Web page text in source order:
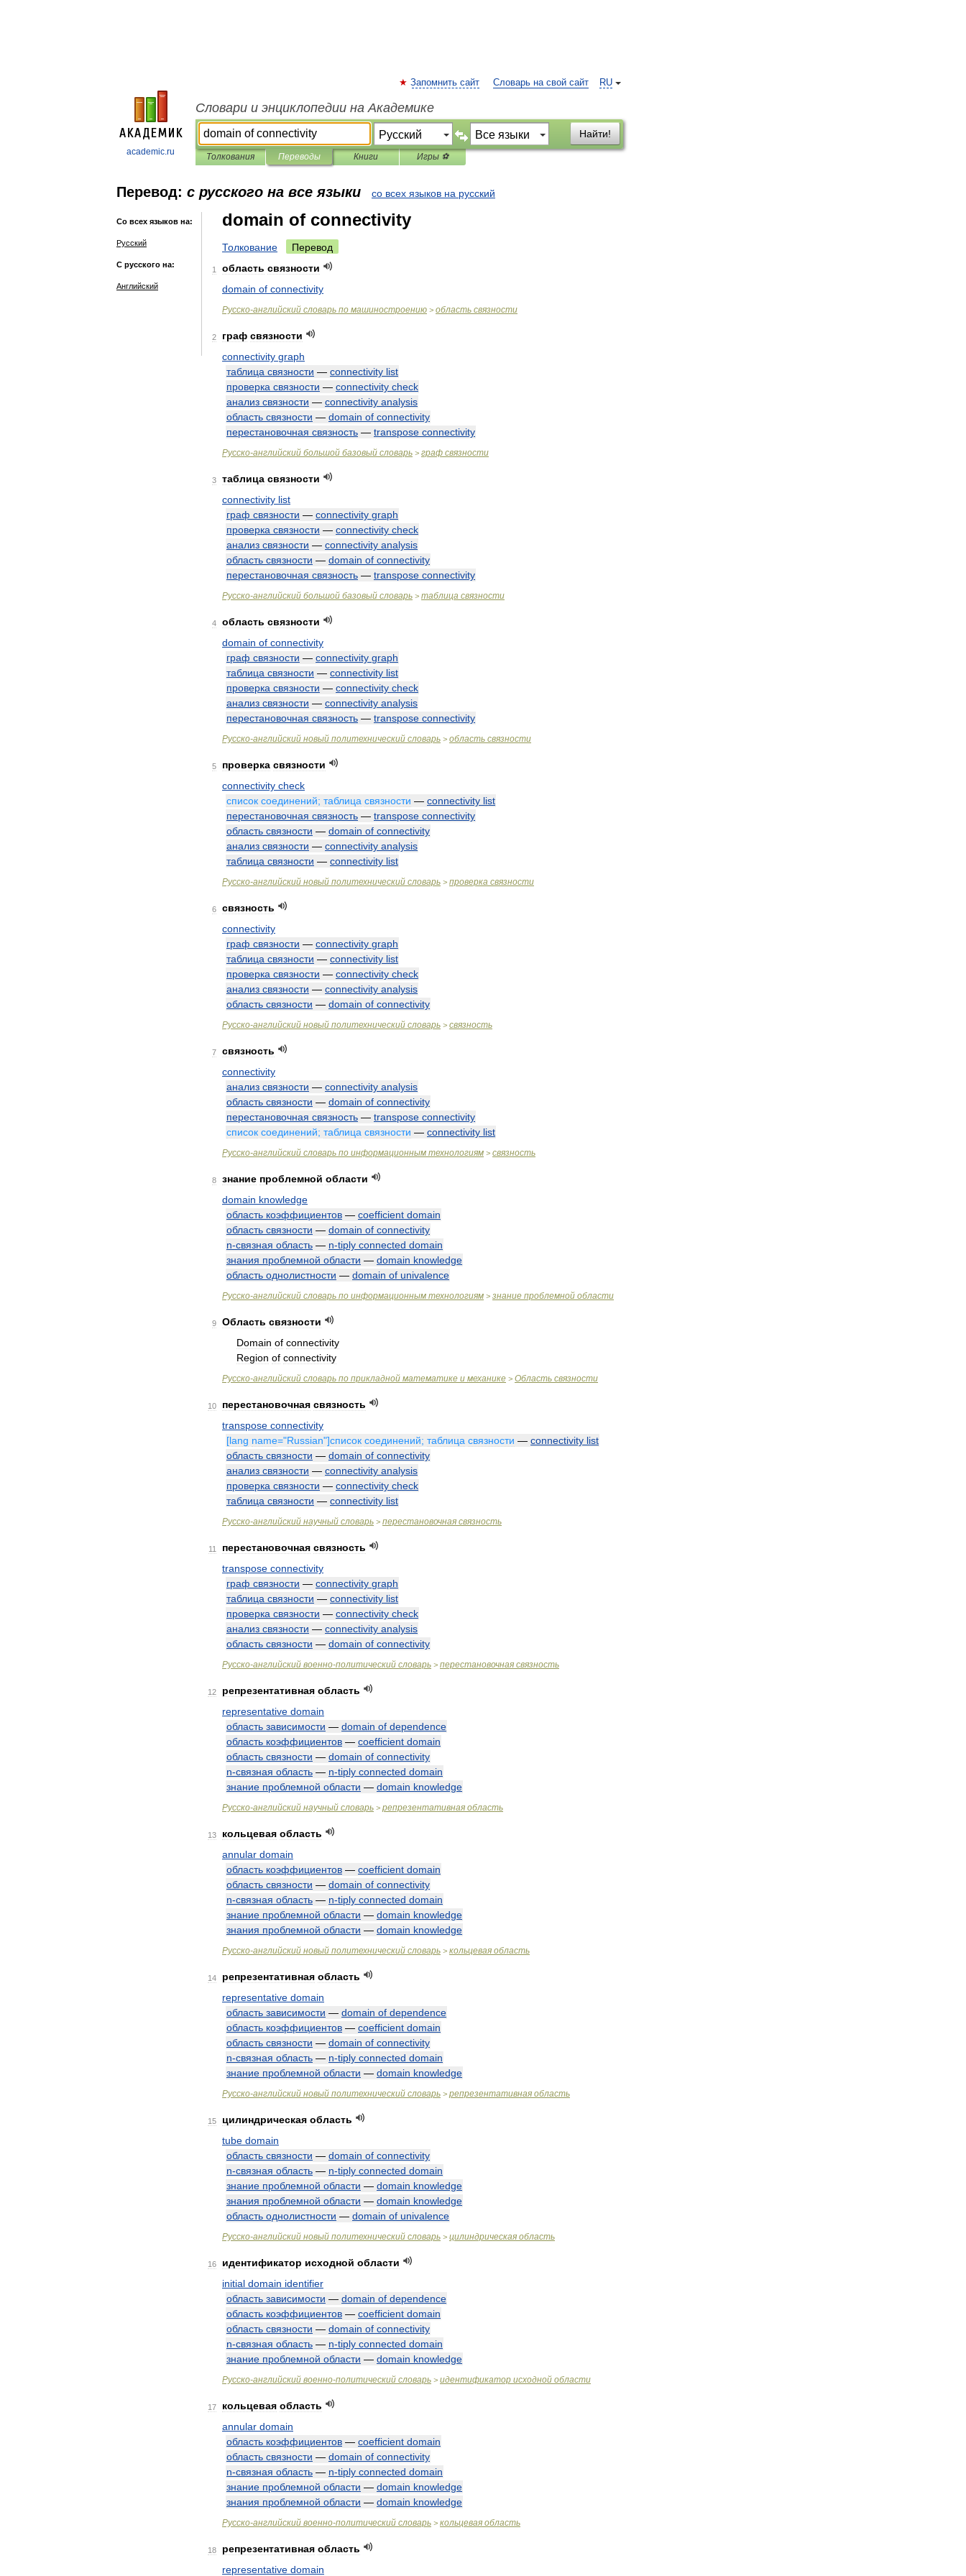
academic.ru
RU
Запомнить сайт Словарь на свой сайт
Словари и энциклопедии на Академике
Найти!
Толкования Переводы Книги Игры ⚽
Перевод: с русского на все языки со всех языков на русский
Со всех языков на:
Русский
С русского на:
Английский
domain of connectivity
Толкование Перевод
1 область связности
domain of connectivity
Русско-английский словарь по машиностроению > область связности
2 граф связности
connectivity graph
таблица связности — connectivity list
проверка связности — connectivity check
анализ связности — connectivity analysis
область связности — domain of connectivity
перестановочная связность — transpose connectivity
Русско-английский большой базовый словарь > граф связности
3 таблица связности
connectivity list
граф связности — connectivity graph
проверка связности — connectivity check
анализ связности — connectivity analysis
область связности — domain of connectivity
перестановочная связность — transpose connectivity
Русско-английский большой базовый словарь > таблица связности
4 область связности
domain of connectivity
граф связности — connectivity graph
таблица связности — connectivity list
проверка связности — connectivity check
анализ связности — connectivity analysis
перестановочная связность — transpose connectivity
Русско-английский новый политехнический словарь > область связности
5 проверка связности
connectivity check
список соединений; таблица связности — connectivity list
перестановочная связность — transpose connectivity
область связности — domain of connectivity
анализ связности — connectivity analysis
таблица связности — connectivity list
Русско-английский новый политехнический словарь > проверка связности
6
связность
connectivity
граф связности — connectivity graph
таблица связности — connectivity list
проверка связности — connectivity check
анализ связности — connectivity analysis
область связности — domain of connectivity
Русско-английский новый политехнический словарь > связность
7
связность
connectivity
анализ связности — connectivity analysis
область связности — domain of connectivity
перестановочная связность — transpose connectivity
список соединений; таблица связности — connectivity list
Русско-английский словарь по информационным технологиям > связность
8 знание проблемной области
domain knowledge
область коэффициентов — coefficient domain
область связности — domain of connectivity
n-связная область — n-tiply connected domain
знания проблемной области — domain knowledge
область однолистности — domain of univalence
Русско-английский словарь по информационным технологиям > знание проблемной области
9 Область связности
Domain of connectivity
Region of connectivity
Русско-английский словарь по прикладной математике и механике > Область связности
10 перестановочная связность
transpose connectivity
[lang name="Russian"]список соединений; таблица связности — connectivity list
область связности — domain of connectivity
анализ связности — connectivity analysis
проверка связности — connectivity check
таблица связности — connectivity list
Русско-английский научный словарь > перестановочная связность
11 перестановочная связность
transpose connectivity
граф связности — connectivity graph
таблица связности — connectivity list
проверка связности — connectivity check
анализ связности — connectivity analysis
область связности — domain of connectivity
Русско-английский военно-политический словарь > перестановочная связность
12 репрезентативная область
representative domain
область зависимости — domain of dependence
область коэффициентов — coefficient domain
область связности — domain of connectivity
n-связная область — n-tiply connected domain
знание проблемной области — domain knowledge
Русско-английский научный словарь > репрезентативная область
13 кольцевая область
annular domain
область коэффициентов — coefficient domain
область связности — domain of connectivity
n-связная область — n-tiply connected domain
знание проблемной области — domain knowledge
знания проблемной области — domain knowledge
Русско-английский новый политехнический словарь > кольцевая область
14 репрезентативная область
representative domain
область зависимости — domain of dependence
область коэффициентов — coefficient domain
область связности — domain of connectivity
n-связная область — n-tiply connected domain
знание проблемной области — domain knowledge
Русско-английский новый политехнический словарь > репрезентативная область
15 цилиндрическая область
tube domain
область связности — domain of connectivity
n-связная область — n-tiply connected domain
знание проблемной области — domain knowledge
знания проблемной области — domain knowledge
область однолистности — domain of univalence
Русско-английский новый политехнический словарь > цилиндрическая область
16 идентификатор исходной области
initial domain identifier
область зависимости — domain of dependence
область коэффициентов — coefficient domain
область связности — domain of connectivity
n-связная область — n-tiply connected domain
знание проблемной области — domain knowledge
Русско-английский военно-политический словарь > идентификатор исходной области
17 кольцевая область
annular domain
область коэффициентов — coefficient domain
область связности — domain of connectivity
n-связная область — n-tiply connected domain
знание проблемной области — domain knowledge
знания проблемной области — domain knowledge
Русско-английский военно-политический словарь > кольцевая область
18 репрезентативная область
representative domain